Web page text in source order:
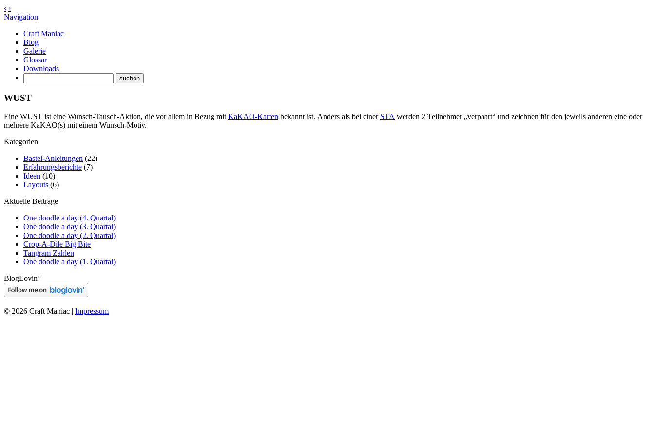
‹ ›
Navigation
Craft Maniac
Blog
Galerie
Glossar
Downloads
WUST
Eine WUST ist eine Wunsch-Tausch-Aktion, die vor allem in Bezug mitKaKAO-Karten bekannt ist. Anders als bei einer STA werden 2 Teilnehmer „verpaart“ und zeichnen für den jeweils anderen eine oder
mehrere KaKAO(s) mit einem Wunsch-Motiv.
Kategorien
Bastel-Anleitungen (22)
Erfahrungsberichte (7)
Ideen (10)
Layouts (6)
Aktuelle Beiträge
One doodle a day (4. Quartal)
One doodle a day (3. Quartal)
One doodle a day (2. Quartal)
Crop-A-Dile Big Bite
Tangram Zahlen
One doodle a day (1. Quartal)
BlogLovin‘
© 2026 Craft Maniac | Impressum